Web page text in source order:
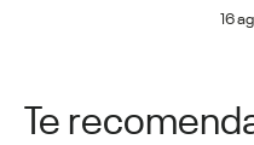
16
Te